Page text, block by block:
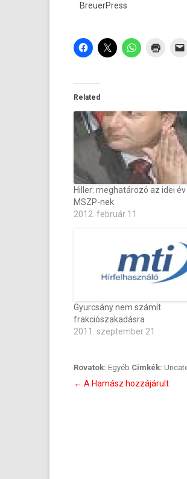
BreuerPress
Related
Hiller: meghatározó az idei
MSZP-nek
2012. február 11
Gyurcsány nem számít
frakciószakadásra
2011. szeptember 21
Rovatok: Egyéb Cimkék:
Bejegyzés
← A Hamász hozzájárult